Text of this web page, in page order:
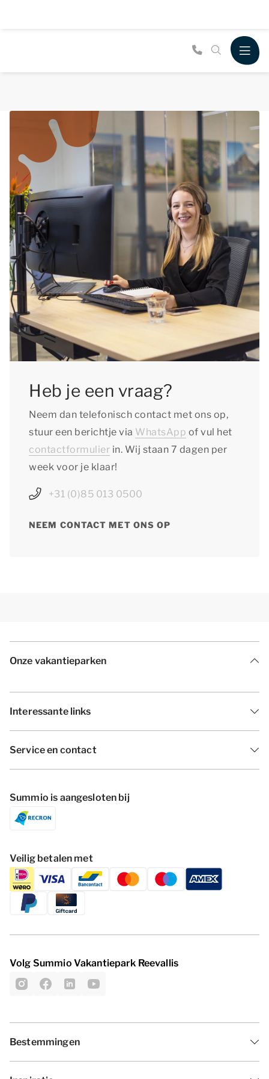
Heb je een vraag?
Neem dan telefonisch contact met ons op,
stuur een berichtje via WhatsApp of vul het
contactformulier in. Wij staan 7 dagen per
week voor je klaar!
+31 (0)85 013 0500
NEEM CONTACT MET ONS OP
Onze vakantieparken
Interessante links
Service en contact
Summio is aangesloten bij
Veilig betalen met
Volg Summio Vakantiepark Reevallis
Bestemmingen